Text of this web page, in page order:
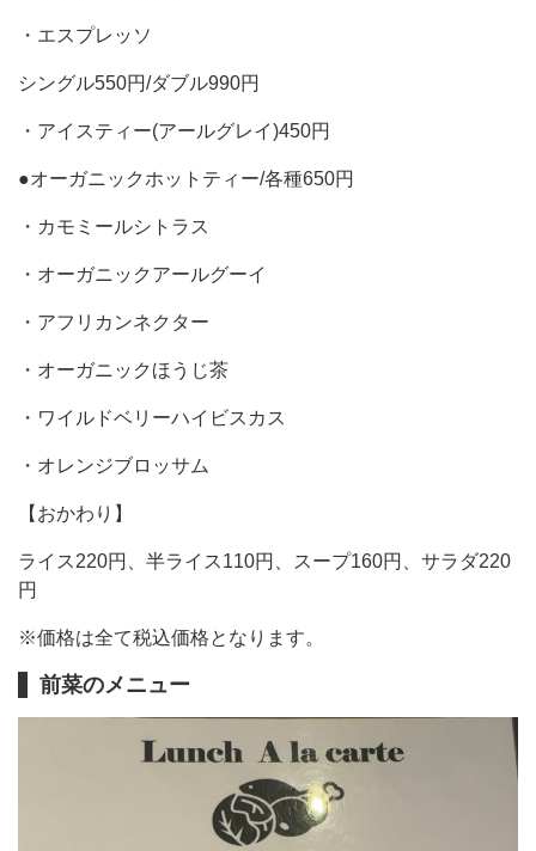
・エスプレッソ
シングル550円/ダブル990円
・アイスティー(アールグレイ)450円
●オーガニックホットティー/各種650円
・カモミールシトラス
・オーガニックアールグーイ
・アフリカンネクター
・オーガニックほうじ茶
・ワイルドベリーハイビスカス
・オレンジブロッサム
【おかわり】
ライス220円、半ライス110円、スープ160円、サラダ220
円
※価格は全て税込価格となります。
前菜のメニュー